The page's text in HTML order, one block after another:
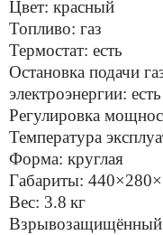
Цвет: красный
Топливо: газ
Термостат: есть
Остановка подачи
электроэнергии: есть
Регулировка
Температура
Форма: круглая
Габариты:
Вес: 3.8 кг
Взрывозащищённый: